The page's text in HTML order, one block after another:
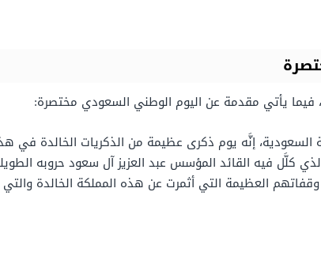
يأتي مقدمة عن اليوم الوطني السعودي مختصرة:
السعودية، إنَّه يوم ذكرى عظيمة من الذكريات الخالدة في
كلَّل فيه القائد المؤسس عبد العزيز آل سعود حروبه
وقفاتهم العظيمة التي أثمرت عن هذه المملكة الخالدة